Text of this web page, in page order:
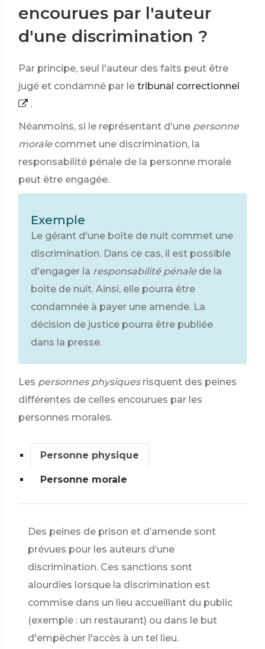
encourues par l'auteur
d'une discrimination ?
Par principe, seul l'auteur des faits peut être
jugé et condamné par le tribunal correctionnel
.
Néanmoins, si le représentant d'une personne
morale commet une discrimination, la
responsabilité pénale de la personne morale
peut être engagée.
Exemple
Le gérant d'une boîte de nuit commet une
discrimination. Dans ce cas, il est possible
d'engager la responsabilité pénale de la
boîte de nuit. Ainsi, elle pourra être
condamnée à payer une amende. La
décision de justice pourra être publiée
dans la presse.
Les personnes physiques risquent des peines
différentes de celles encourues par les
personnes morales.
Personne physique
Personne morale
Des peines de prison et d’amende sont
prévues pour les auteurs d’une
discrimination. Ces sanctions sont
alourdies lorsque la discrimination est
commise dans un lieu accueillant du public
(exemple : un restaurant) ou dans le but
d'empêcher l'accès à un tel lieu.